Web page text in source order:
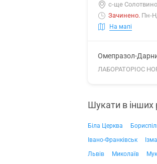
с-ще
Зачинено. Пн-
На мапі
Омепразол-
ЛАБОРАТОРІОС
Шукати в інших
Біла Церква
Івано-Франківськ
Львів
Миколаїв